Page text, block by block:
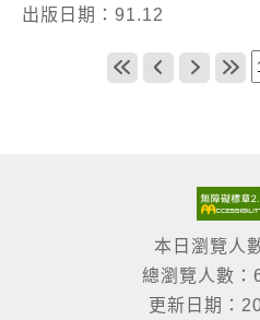
出版日期：91.12
本日瀏覽人
總瀏覽人數：
更新日期：